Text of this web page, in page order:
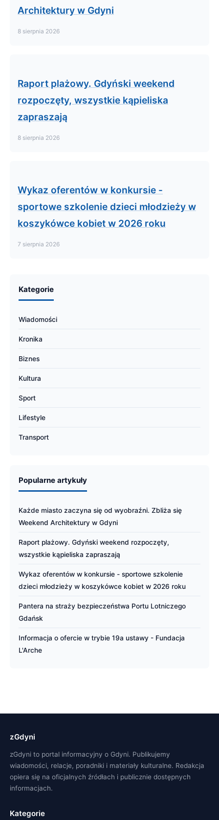
Architektury w Gdyni
8 sierpnia 2026
Raport plażowy. Gdyński weekend
rozpoczęty, wszystkie kąpieliska
zapraszają
8 sierpnia 2026
Wykaz oferentów w konkursie -
sportowe szkolenie dzieci młodzieży w
koszykówce kobiet w 2026 roku
7 sierpnia 2026
Kategorie
Wiadomości
Kronika
Biznes
Kultura
Sport
Lifestyle
Transport
Popularne artykuły
Każde miasto zaczyna się od wyobraźni. Zbliża się
Weekend Architektury w Gdyni
Raport plażowy. Gdyński weekend rozpoczęty,
wszystkie kąpieliska zapraszają
Wykaz oferentów w konkursie - sportowe szkolenie
dzieci młodzieży w koszykówce kobiet w 2026 roku
Pantera na straży bezpieczeństwa Portu Lotniczego
Gdańsk
Informacja o ofercie w trybie 19a ustawy - Fundacja
L'Arche
zGdyni
zGdyni to portal informacyjny o Gdyni. Publikujemy
wiadomości, relacje, poradniki i materiały kulturalne. Redakcja
opiera się na oficjalnych źródłach i publicznie dostępnych
informacjach.
Kategorie